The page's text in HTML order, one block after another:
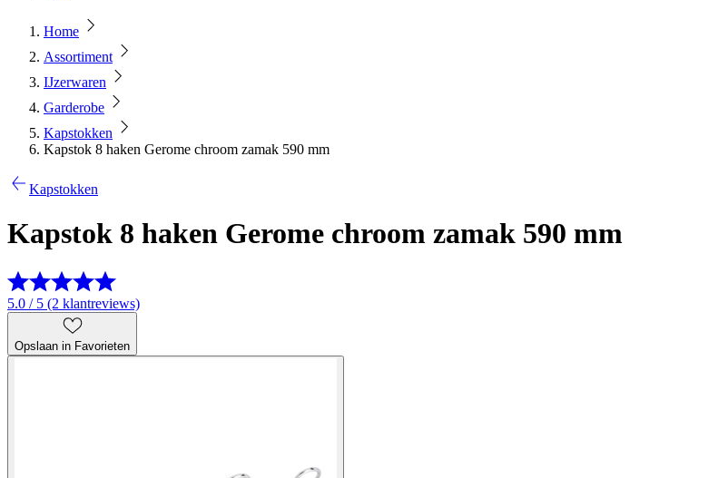
Home
Assortiment
IJzerwaren
Garderobe
Kapstokken
Kapstok 8 haken Gerome chroom zamak 590 mm
Kapstokken
Kapstok 8 haken Gerome chroom zamak 590 mm
5.0 / 5 (2 klantreviews)
Opslaan in Favorieten